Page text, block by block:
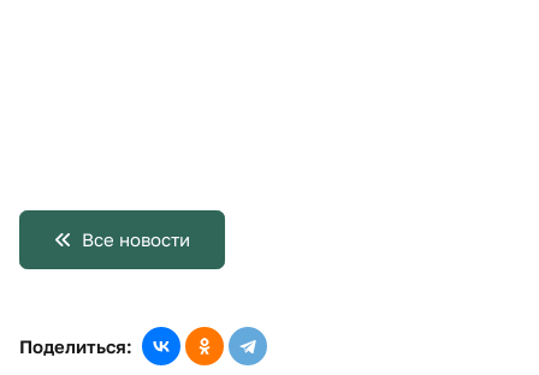
Все новости
Поделиться: